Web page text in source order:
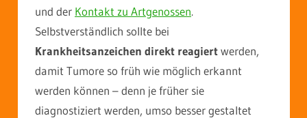
und der Kontakt zu Artgenossen.
Selbstverständlich sollte bei
Krankheitsanzeichen direkt reagiertwerden,
damit Tumore so früh wie möglich erkannt
werden können – denn je früher sie
diagnostiziert werden, umso besser gestaltet